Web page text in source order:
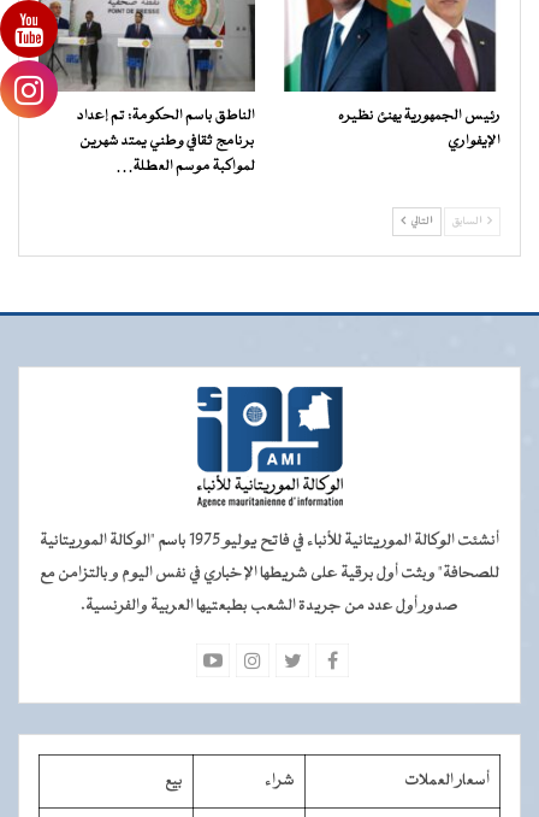
رئيس الجمهورية يهنئ نظيره
الإيفواري
الناطق باسم الحكومة: تم إعداد
برنامج ثقافي وطني يمتد شهرين
لمواكبة موسم العطلة…
السابق التالي
أنشئت الوكالة الموريتانية للأنباء في فاتح يوليو 1975 باسم "الوكالة الموريتانية
للصحافة" وبثت أول برقية على شريطها الإخباري في نفس اليوم و بالتزامن مع
صدور أول عدد من جريدة الشعب بطبعتيها العربية والفرنسية.
أسعار العملات شراء بيع